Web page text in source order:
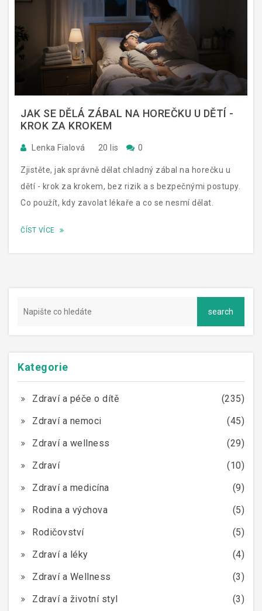
JAK SE DĚLÁ ZÁBAL NA HOREČKU U DĚTÍ -
KROK ZA KROKEM
Lenka Fialová 20 lis 0
Zjistěte, jak správně dělat chladný zábal na horečku u
dětí - krok za krokem, bez rizik a s bezpečnými postupy.
Co použít, kdy zavolat lékaře a co se nesmí dělat.
ČÍST VÍCE
Kategorie
Zdraví a péče o dítě
(235)
Zdraví a nemoci
(45)
Zdraví a wellness
(29)
Zdraví
(10)
Zdraví a medicína
(9)
Rodina a výchova
(5)
Rodičovství
(5)
Zdraví a léky
(4)
Zdraví a Wellness
(3)
Zdraví a životní styl
(3)